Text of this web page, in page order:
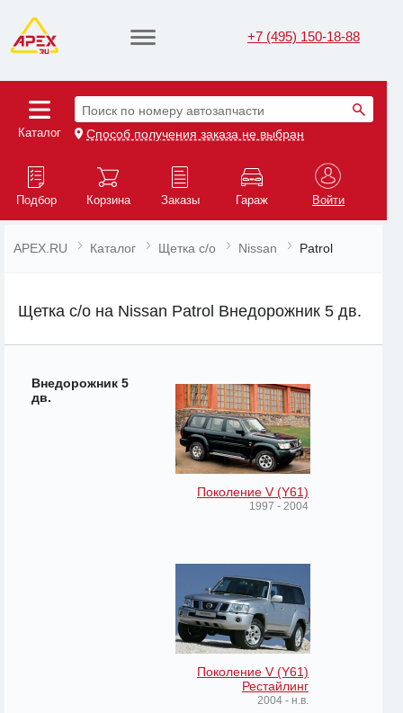
+7 (495) 150-18-88
Каталог
Поиск по номеру автозапчасти
Способ получения заказа не выбран
Подбор Корзина Заказы Гараж Войти
APEX.RU Каталог Щетка с/о Nissan Patrol
Щетка с/о на Nissan Patrol Внедорожник 5 дв.
Внедорожник 5
дв.
Поколение V (Y61)
1997 - 2004
Поколение V (Y61)
Рестайлинг
2004 - н.в.